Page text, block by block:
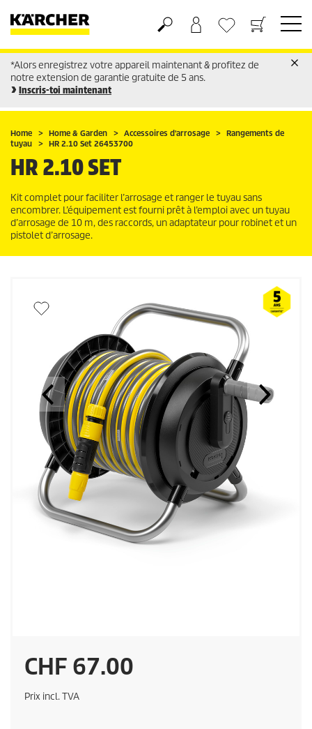
Panier
Liste d'envies
*Alors enregistrez votre appareil maintenant & profitez de
notre extension de garantie gratuite de 5 ans.
Inscris-toi maintenant
Home Home & Garden Accessoires d'arrosage
Rangements de
tuyau
HR 2.10 Set 26453700
HR 2.10 SET
Kit complet pour faciliter l’arrosage et ranger le tuyau sans
encombrer. L’équipement est fourni prêt à l’emploi avec un tuyau
d’arrosage de 10 m, des raccords, un adaptateur pour robinet et un
pistolet d’arrosage.
P
r
CHF 67.00
Prix incl. TVA